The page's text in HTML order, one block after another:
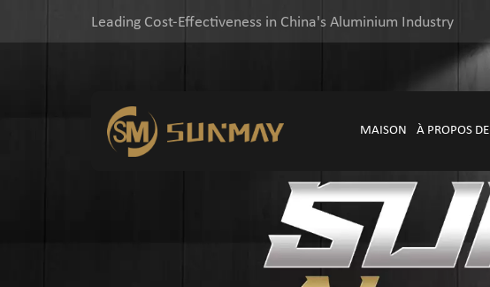
Leading Cost-Effectiveness in China's Aluminium Industry
MAISON À PROPOS